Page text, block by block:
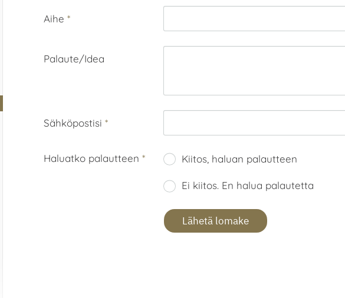
Aihe *
Palaute/Idea
Sähköpostisi *
Haluatko palautteen * Kiitos, haluan palautteen
Ei kiitos. En halua palautetta
Lähetä lomake